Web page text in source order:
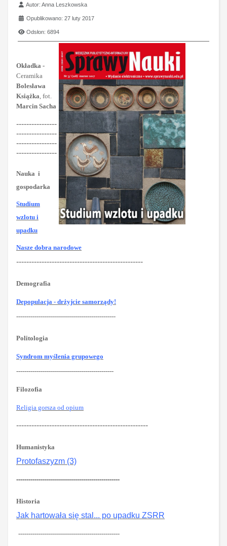
Szczegóły
Autor:Anna Leszkowska
Opublikowano: 27 luty 2017
Odsłon: 6894
Okładka -
Ceramika
Bolesława
Książka, fot.
Marcin Sacha
----------------
----------------
----------------
----------------
Nauka i
gospodarka
Studium
wzlotu i
upadku
Nasze dobra narodowe
--------------------------------------------------
Demografia
Depopulacja - drżyjcie samorządy!
-------------------------------------------------
Politologia
Syndrom myślenia grupowego
------------------------------------------------
Filozofia
Religia gorsza od opium
----------------------------------------------------
Humanistyka
Protofaszyzm (3)
---------------------------------------------------
Historia
Jak hartowała się stal... po upadku ZSRR
--------------------------------------------------